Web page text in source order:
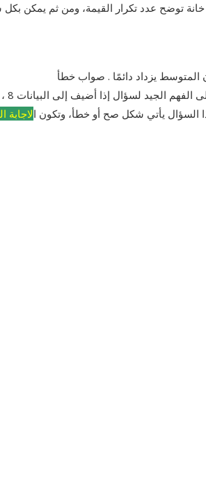
توضح عدد تكرار القيمة، ومن ثم يمكن